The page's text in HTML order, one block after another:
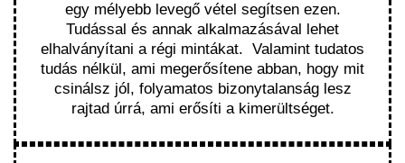
egy mélyebb levegő vétel segítsen ezen.
Tudással és annak alkalmazásával lehet
elhalványítani a régi mintákat. Valamint tudatos
tudás nélkül, ami megerősítene abban, hogy mit
csinálsz jól, folyamatos bizonytalanság lesz
rajtad úrrá, ami erősíti a kimerültséget.